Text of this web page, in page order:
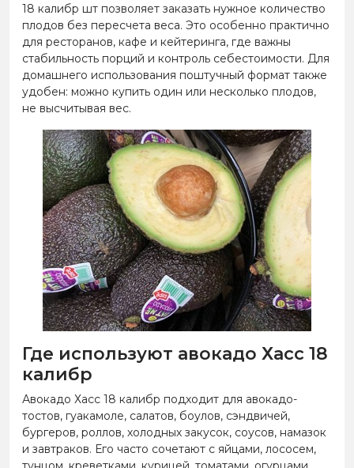
18 калибр шт позволяет заказать нужное количество
плодов без пересчета веса. Это особенно практично
для ресторанов, кафе и кейтеринга, где важны
стабильность порций и контроль себестоимости. Для
домашнего использования поштучный формат также
удобен: можно купить один или несколько плодов,
не высчитывая вес.
Где используют авокадо Хасс 18
калибр
Авокадо Хасс 18 калибр подходит для авокадо-
тостов, гуакамоле, салатов, боулов, сэндвичей,
бургеров, роллов, холодных закусок, соусов, намазок
и завтраков. Его часто сочетают с яйцами, лососем,